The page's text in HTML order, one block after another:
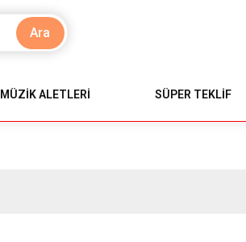
Ara
MÜZİK ALETLERİ SÜPER TEKLİF